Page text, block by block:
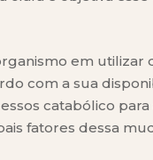
em utilizar
com a sua
catabólico para
fatores dessa